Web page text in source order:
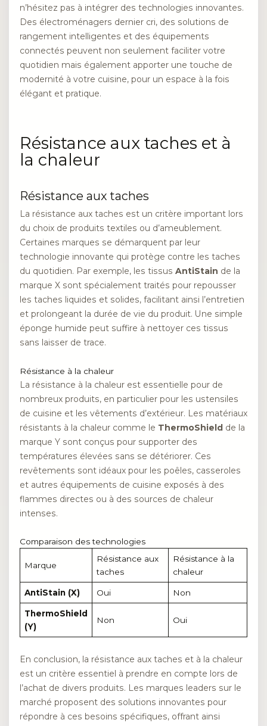
n’hésitez pas à intégrer des technologies innovantes.
Des électroménagers dernier cri, des solutions de
rangement intelligentes et des équipements
connectés peuvent non seulement faciliter votre
quotidien mais également apporter une touche de
modernité à votre cuisine, pour un espace à la fois
élégant et pratique.
Résistance aux taches et à
la chaleur
Résistance aux taches
La résistance aux taches est un critère important lors
du choix de produits textiles ou d’ameublement.
Certaines marques se démarquent par leur
technologie innovante qui protège contre les taches
du quotidien. Par exemple, les tissus AntiStain de la
marque X sont spécialement traités pour repousser
les taches liquides et solides, facilitant ainsi l’entretien
et prolongeant la durée de vie du produit. Une simple
éponge humide peut suffire à nettoyer ces tissus
sans laisser de trace.
Résistance à la chaleur
La résistance à la chaleur est essentielle pour de
nombreux produits, en particulier pour les ustensiles
de cuisine et les vêtements d’extérieur. Les matériaux
résistants à la chaleur comme le ThermoShield de la
marque Y sont conçus pour supporter des
températures élevées sans se détériorer. Ces
revêtements sont idéaux pour les poêles, casseroles
et autres équipements de cuisine exposés à des
flammes directes ou à des sources de chaleur
intenses.
Comparaison des technologies
Marque
Résistance aux
taches
Résistance à la
chaleur
AntiStain (X) Oui Non
ThermoShield
(Y)
Non Oui
En conclusion, la résistance aux taches et à la chaleur
est un critère essentiel à prendre en compte lors de
l’achat de divers produits. Les marques leaders sur le
marché proposent des solutions innovantes pour
répondre à ces besoins spécifiques, offrant ainsi